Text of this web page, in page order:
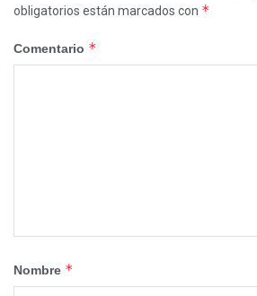
obligatorios están marcados con *
Comentario *
Nombre *